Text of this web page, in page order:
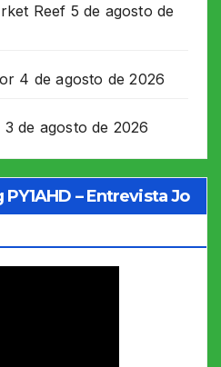
Reef 5 de agosto de
4 de agosto de 2026
3 de agosto de 2026
– Entrevista Jo